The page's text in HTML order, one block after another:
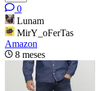
0
Lunam
MirY_oFerTas
Amazon
8 meses